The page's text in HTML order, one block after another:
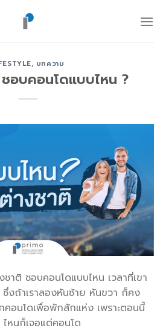
, บทความ
อบคอนโดแบบไหน ?
าติ ชอบคอนโดแบบไหน เวลาที่เขา
ซึ่งถ้าเราลองหันซ้าย หันขวา ก็คง
กคอนโดเพื่อพักสักแห่ง เพราะตอนนี้
หนก็เจอแต่คอนโด